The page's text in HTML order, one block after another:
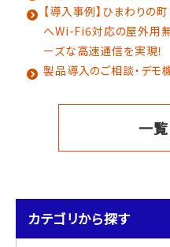
カテゴリから探す
【導入事例】ひまわり
へWi-Fi6対応の屋外用
ーズな高速通信を実現！
製品導入のご相談・デ
一